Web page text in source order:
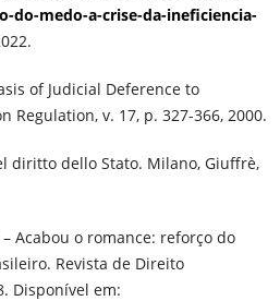
medo-a-crise-da-ineficiencia-
of Judicial Deference to
Regulation, v. 17, p. 327-366, 2000.
diritto dello Stato. Milano, Giuffrè,
– Acabou o romance: reforço do
Revista de Direito
Disponível em: